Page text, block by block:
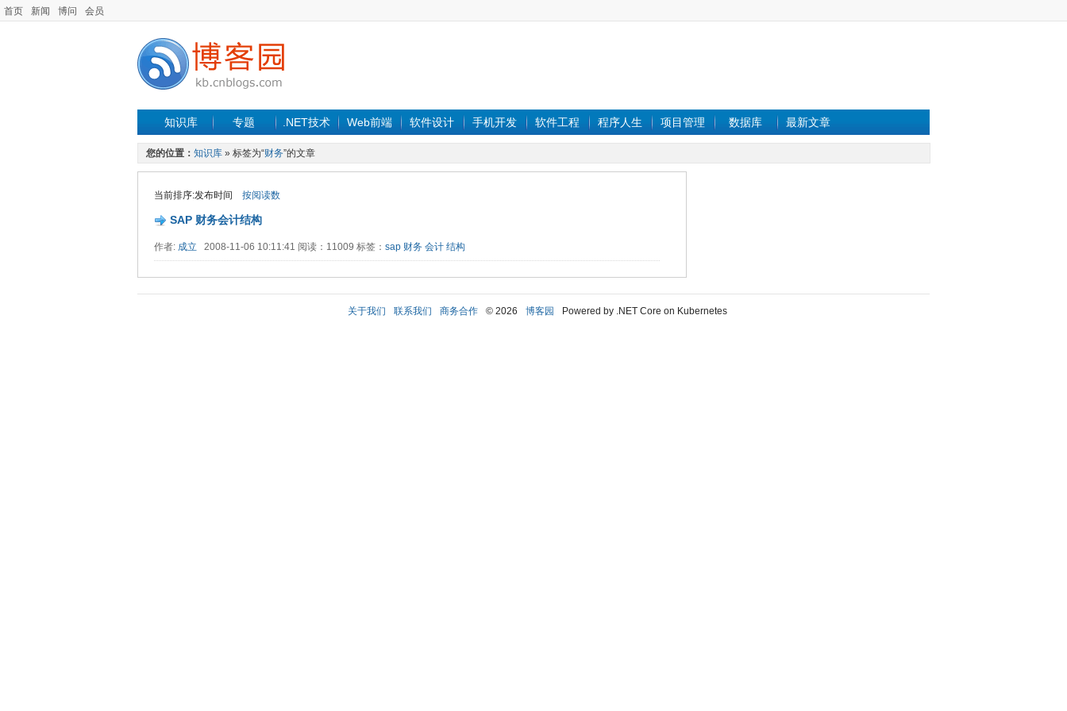
首页 新闻 博问 会员
知识库 专题 .NET技术 Web前端 软件设计 手机开发 软件工程 程序人生 项目管理 数据库 最新文章
您的位置： 知识库 » 标签为“财务”的文章
当前排序:发布时间 按阅读数
SAP 财务会计结构
作者: 成立 2008-11-06 10:11:41 阅读：11009 标签： sap 财务 会计 结构
关于我们 联系我们 商务合作 © 2026 博客园 Powered by .NET Core on Kubernetes